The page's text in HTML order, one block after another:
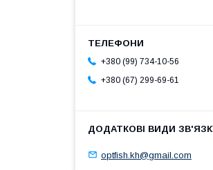
+380 (99) 734-10-56
+380 (67) 299-69-61
optfish.kh@gmail.com